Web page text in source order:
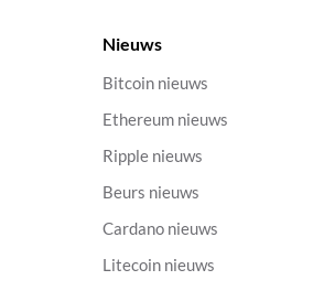
Nieuws
Bitcoin nieuws
Ethereum nieuws
Ripple nieuws
Beurs nieuws
Cardano nieuws
Litecoin nieuws